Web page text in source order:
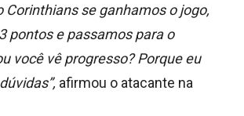
Corinthians se ganhamos o jogo,
pontos e passamos para o
você vê progresso? Porque eu
afirmou o atacante na